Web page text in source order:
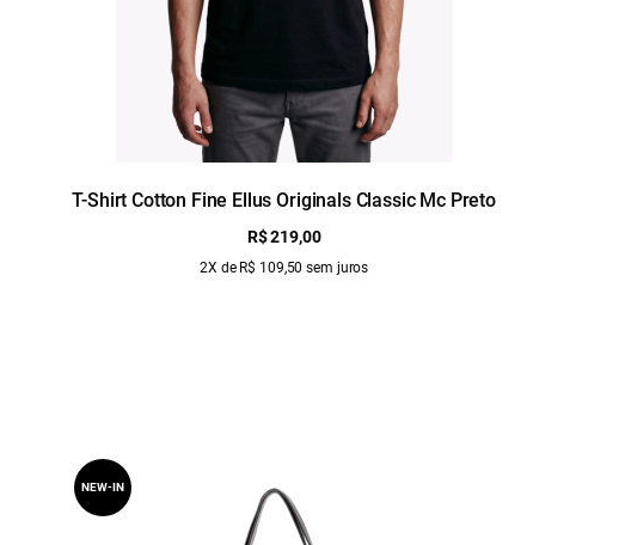
T-Shirt Cotton Fine Ellus Originals Classic Mc Preto
R$ 219,00
2X de R$ 109,50 sem juros
NEW-IN